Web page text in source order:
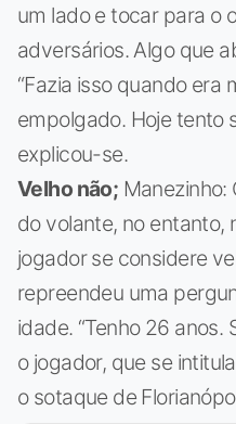
um lado e tocar para o
adversários. Algo que
“Fazia isso quando era
empolgado. Hoje tento
explicou-se.
Velho não; Manezinho:
do volante, no entanto,
jogador se considere
repreendeu uma
idade. “Tenho 26 anos.
o jogador, que se
o sotaque de